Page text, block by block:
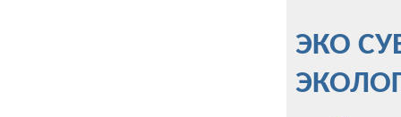
ЭКО